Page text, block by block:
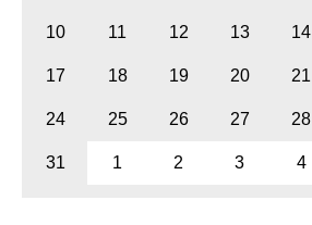
10 11 12 13 14
17 18 19 20 21
24 25 26 27 28
31 1 2 3 4